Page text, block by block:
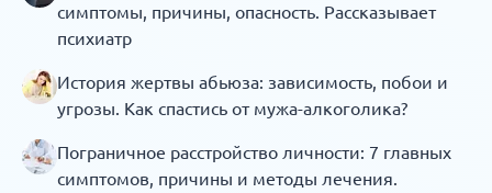
симптомы, причины, опасность. Рассказывает
психиатр
История жертвы абьюза: зависимость, побои и
угрозы. Как спастись от мужа-алкоголика?
Пограничное расстройство личности: 7 главных
симптомов, причины и методы лечения.